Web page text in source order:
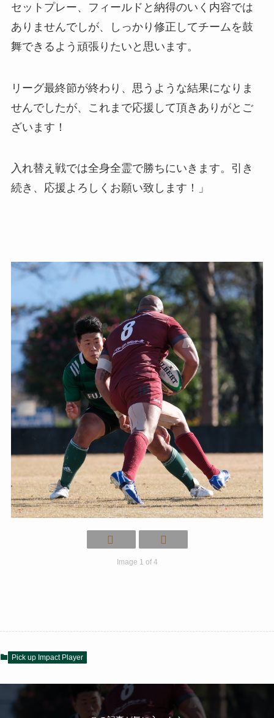
セットプレー、フィールドと納得のいく内容では
ありませんでしが、しっかり修正してチームを鼓
舞できるよう頑張りたいと思います。
リーグ最終節が終わり、思うような結果になりま
せんでしたが、これまで応援して頂きありがとご
ざいます！
入れ替え戦では全身全霊で勝ちにいきます。引き
続き、応援よろしくお願い致します！」
Image 1 of 4
Pick up Impact Player